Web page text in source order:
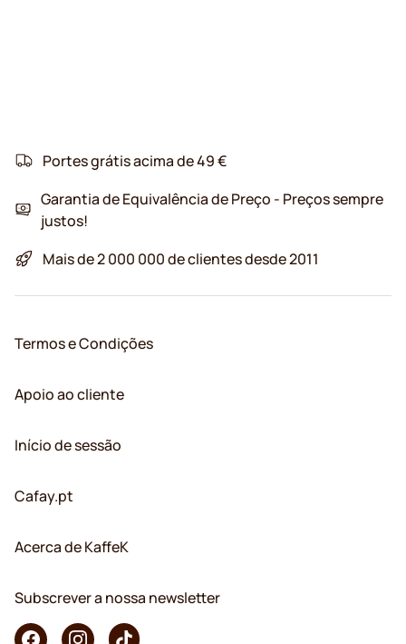
Portes grátis acima de 49 €
Garantia de Equivalência de Preço - Preços sempre
justos!
Mais de 2 000 000 de clientes desde 2011
Termos e Condições
Apoio ao cliente
Início de sessão
Cafay.pt
Acerca de KaffeK
Subscrever a nossa newsletter